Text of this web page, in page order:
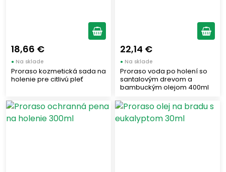
18,66 €
● Na sklade
Proraso kozmetická sada na
holenie pre citlivú pleť
22,14 €
● Na sklade
Proraso voda po holení so
santalovým drevom a
bambuckým olejom 400ml